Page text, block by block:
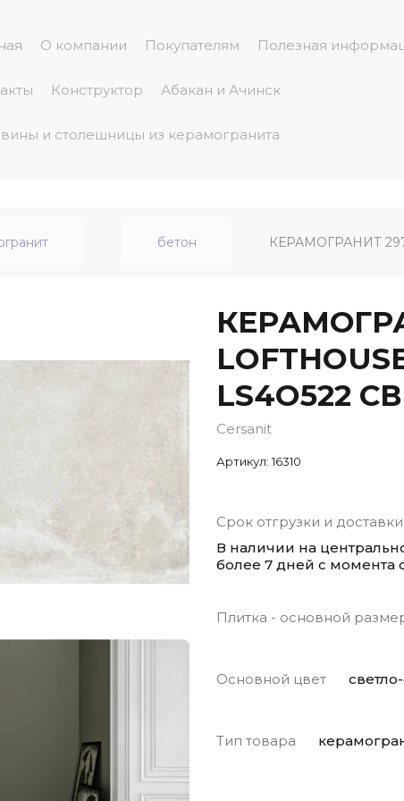
О компании Покупателям Полезная
Конструктор Абакан и Ачинск
и столешницы из керамогранита
бетон КЕРАМОГРАНИТ
LS4O522
Cersanit
Артикул:16310
Срок отгрузки и доставки
В наличии на
более 7 дней с момента
Плитка - основной
Основной цвет
Тип товара